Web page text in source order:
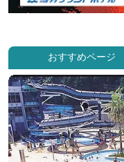
おすすめページ